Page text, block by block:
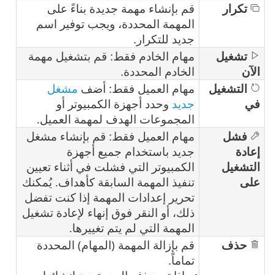
تكرار
قم بإنشاء مهمة جديدة بناءً على
المهمة المحددة، ويجب توفير اسم
جديد للتكرار.
تشغيل
الآن
مهام الخادم فقط: قم بتشغيل مهمة
الخادم المحددة.
التشغيل
في
مهام العميل فقط: أضف مشغل
جديد وحدد أجهزة الكمبيوتر أو
المجموعات الهدف لمهمة العميل.
فشل
إعادة
التشغيل
على
مهام العميل فقط: قم بإنشاء مشغل
جديد باستخدام جميع أجهزة
الكمبيوتر التي فشلت في أثناء تعيين
تنفيذ المهمة السابقة كأهداف. يُمكنك
تحرير إعدادات المهمة إذا كنت تفضل
ذلك، أو النقر فوق إنهاء لإعادة تشغيل
المهمة التي لم يتم تغييرها.
حذف
قم بإزالة المهمة (المهام) المحددة
تماماً.